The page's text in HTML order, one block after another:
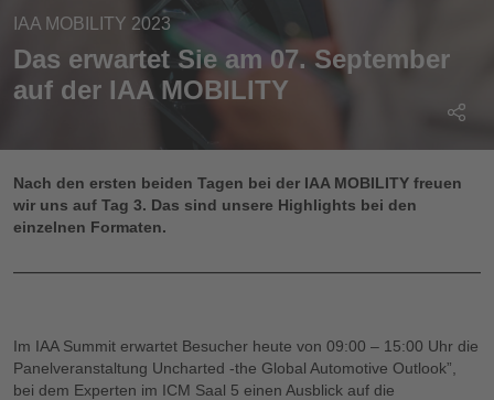
IAA MOBILITY 2023
Das erwartet Sie am 07. September
auf der IAA MOBILITY
Nach den ersten beiden Tagen bei der IAA MOBILITY freuen
wir uns auf Tag 3. Das sind unsere Highlights bei den
einzelnen Formaten.
Im IAA Summit erwartet Besucher heute von 09:00 – 15:00 Uhr die
Panelveranstaltung Uncharted -the Global Automotive Outlook”,
bei dem Experten im ICM Saal 5 einen Ausblick auf die